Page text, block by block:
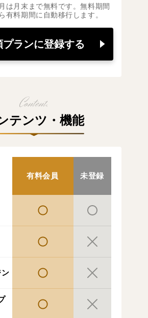
は月末まで無料です。無料期間
有料期間に自動移行します。
プランに登録する
テンツ・機能
有料会員 未登録